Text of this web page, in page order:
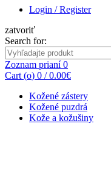
Login / Register
zatvoriť
Search for:
Zoznam prianí0
Cart (o) 0 / 0.00€
Kožené zástery
Kožené puzdrá
Kože a kožušiny